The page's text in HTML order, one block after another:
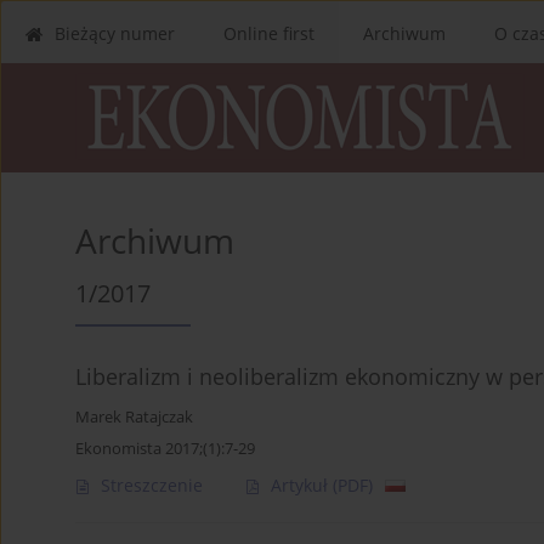
Bieżący numer Online first Archiwum O
Archiwum
1/2017
Liberalizm i neoliberalizm ekonomiczny w
Marek Ratajczak
Ekonomista 2017;(1):7-29
Streszczenie Artykuł (PDF)